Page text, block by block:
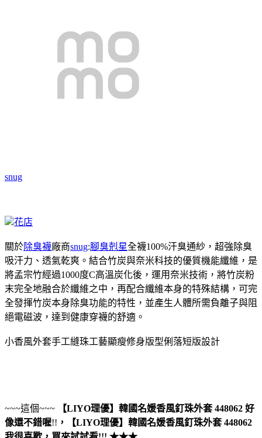
snug
花店
關於除臭襪廠商snug:腳臭剋星全襪100%汗臭通紗，超強除臭
吸汗力、透氣乾爽。結合竹炭與奈米科技的優質機能纖維，是
將孟宗竹經過1000度C高溫炭化後，運用奈米技術，將竹炭粉
末完全地融合於纖維之中，再配合纖維本身的特殊結構，可完
全發揮竹炭本身除臭功能的特性，並產生人體所需負離子與阻
絕電磁波，達到健康穿襪的舒適。
小香風外套手工縫珠工藝顯瘦修身版型俐落短版設計
~~~這個~~~ 【LIYO理優】韓國名媛香風釘珠外套 448062 好
像還不錯喔!! ，
【LIYO理優】韓國名媛香風釘珠外套 448062